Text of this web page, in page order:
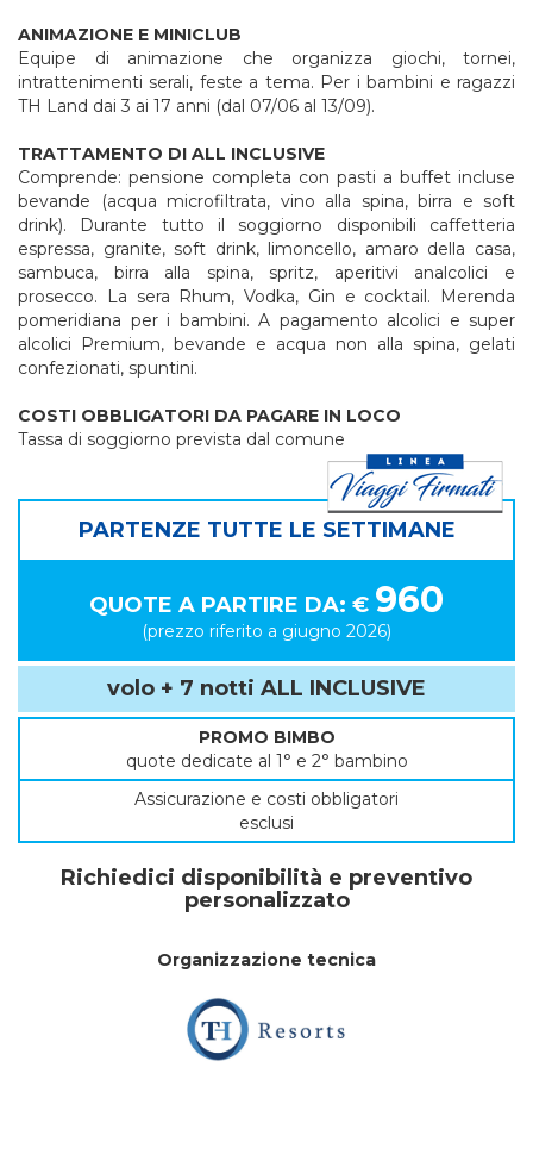
ANIMAZIONE E MINICLUB
Equipe di animazione che organizza giochi, tornei,
intrattenimenti serali, feste a tema. Per i bambini e ragazzi
TH Land dai 3 ai 17 anni (dal 07/06 al 13/09).
TRATTAMENTO DI ALL INCLUSIVE
Comprende: pensione completa con pasti a buffet incluse
bevande (acqua microfiltrata, vino alla spina, birra e soft
drink). Durante tutto il soggiorno disponibili caffetteria
espressa, granite, soft drink, limoncello, amaro della casa,
sambuca, birra alla spina, spritz, aperitivi analcolici e
prosecco. La sera Rhum, Vodka, Gin e cocktail. Merenda
pomeridiana per i bambini. A pagamento alcolici e super
alcolici Premium, bevande e acqua non alla spina, gelati
confezionati, spuntini.
COSTI OBBLIGATORI DA PAGARE IN LOCO
Tassa di soggiorno prevista dal comune
PARTENZE TUTTE LE SETTIMANE
QUOTE A PARTIRE DA: € 960
(prezzo riferito a giugno 2026)
volo + 7 notti ALL INCLUSIVE
PROMO BIMBO
quote dedicate al 1° e 2° bambino
Assicurazione e costi obbligatori
esclusi
Richiedici disponibilità e preventivo
personalizzato
Organizzazione tecnica